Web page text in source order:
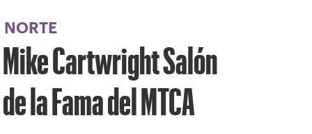
NORTE
Mike Cartwright Salón
de la Fama del MTCA